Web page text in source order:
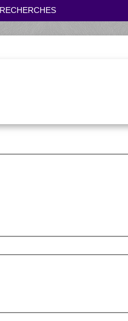
RECHERCHES